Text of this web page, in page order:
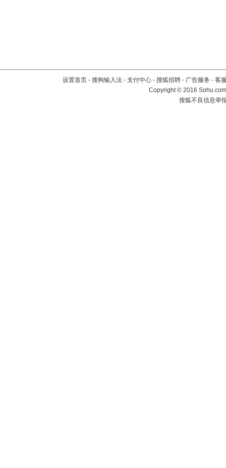
设置首页 - 搜狗输入法 - 支付中心 - 搜狐招聘 - 广告服务 - 客
Copyright©2016
搜狐不良信息举